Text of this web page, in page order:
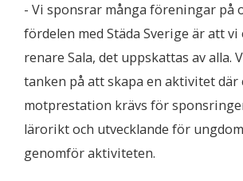
- Vi sponsrar många föreningar på
fördelen med Städa Sverige är att
renare Sala, det uppskattas av alla.
tanken på att skapa en aktivitet där
motprestation krävs för
lärorikt och utvecklande för
genomför aktiviteten.